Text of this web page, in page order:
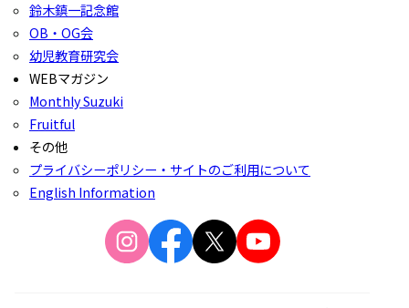
鈴木鎮一記念館
OB・OG会
幼児教育研究会
WEBマガジン
Monthly Suzuki
Fruitful
その他
プライバシーポリシー・サイトのご利用について
English Information